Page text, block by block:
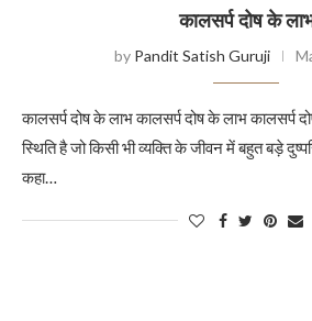
कालसर्प दोष के
by Pandit Satish Guruji
कालसर्प दोष के लाभ कालसर्प दोष के लाभ कालसर्प
स्थिति है जो किसी भी व्यक्ति के जीवन में बहुत बड़े
कहा…